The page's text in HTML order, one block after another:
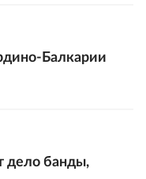
Балкарии
дело банды,